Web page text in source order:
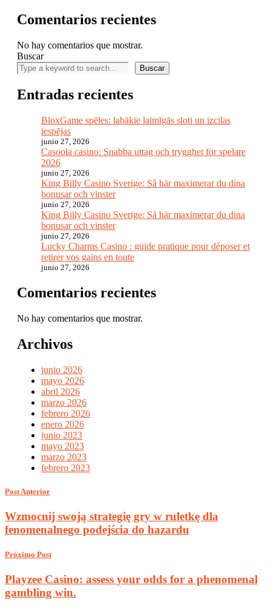
Comentarios recientes
No hay comentarios que mostrar.
Buscar
Buscar
Entradas recientes
BloxGame spēles: labākie laimīgās sloti un izcilas
iespējas
junio 27, 2026
Casoola casino: Snabba uttag och trygghet för spelare
2026
junio 27, 2026
King Billy Casino Sverige: Så här maximerar du dina
bonusar och vinster
junio 27, 2026
King Billy Casino Sverige: Så här maximerar du dina
bonusar och vinster
junio 27, 2026
Lucky Charms Casino : guide pratique pour déposer et
retirer vos gains en toute
junio 27, 2026
Comentarios recientes
No hay comentarios que mostrar.
Archivos
junio 2026
mayo 2026
abril 2026
marzo 2026
febrero 2026
enero 2026
junio 2023
mayo 2023
marzo 2023
febrero 2023
Post Anterior
Wzmocnij swoją strategię gry w ruletkę dla
fenomenalnego podejścia do hazardu
Próximo Post
Playzee Casino: assess your odds for a phenomenal
gambling win.